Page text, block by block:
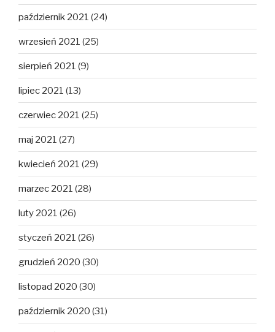
październik 2021 (24)
wrzesień 2021 (25)
sierpień 2021 (9)
lipiec 2021 (13)
czerwiec 2021 (25)
maj 2021 (27)
kwiecień 2021 (29)
marzec 2021 (28)
luty 2021 (26)
styczeń 2021 (26)
grudzień 2020 (30)
listopad 2020 (30)
październik 2020 (31)